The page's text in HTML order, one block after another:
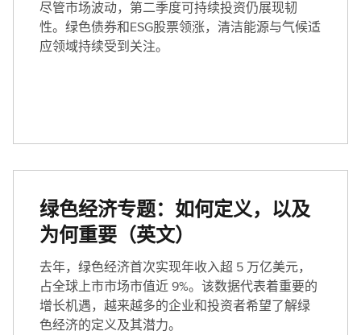
尽管市场波动，第二季度可持续投资仍展现韧
性。绿色债券和ESG股票领涨，清洁能源与气候适
应领域持续受到关注。
绿色经济专题：如何定义，以及
为何重要（英文）
去年，绿色经济首次实现年收入超 5 万亿美元，
占全球上市市场市值近 9%。该数据代表着重要的
增长机遇，越来越多的企业和投资者希望了解绿
色经济的定义及其潜力。